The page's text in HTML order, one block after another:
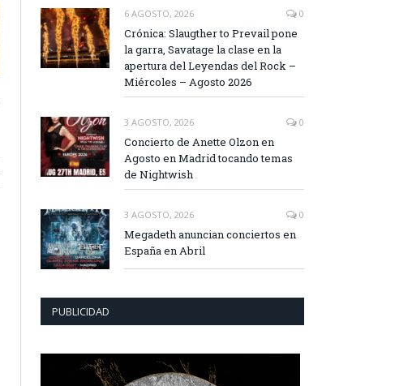
6 AGOSTO, 2026 0
Crónica: Slaugther to Prevail pone
la garra, Savatage la clase en la
apertura del Leyendas del Rock –
Miércoles – Agosto 2026
3 AGOSTO, 2026 0
Concierto de Anette Olzon en
Agosto en Madrid tocando temas
de Nightwish
3 AGOSTO, 2026 0
Megadeth anuncian conciertos en
España en Abril
PUBLICIDAD